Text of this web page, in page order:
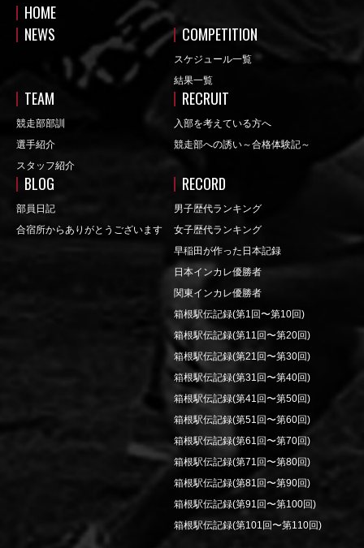
HOME
NEWS
COMPETITION
スケジュール一覧
結果一覧
TEAM
競走部部訓
選手紹介
スタッフ紹介
RECRUIT
入部を考えている方へ
競走部への誘い～合格体験記～
BLOG
部員日記
合宿所からありがとうございます
RECORD
男子歴代ランキング
女子歴代ランキング
早稲田が作った日本記録
日本インカレ優勝者
関東インカレ優勝者
箱根駅伝記録(第1回〜第10回)
箱根駅伝記録(第11回〜第20回)
箱根駅伝記録(第21回〜第30回)
箱根駅伝記録(第31回〜第40回)
箱根駅伝記録(第41回〜第50回)
箱根駅伝記録(第51回〜第60回)
箱根駅伝記録(第61回〜第70回)
箱根駅伝記録(第71回〜第80回)
箱根駅伝記録(第81回〜第90回)
箱根駅伝記録(第91回〜第100回)
箱根駅伝記録(第101回〜第110回)